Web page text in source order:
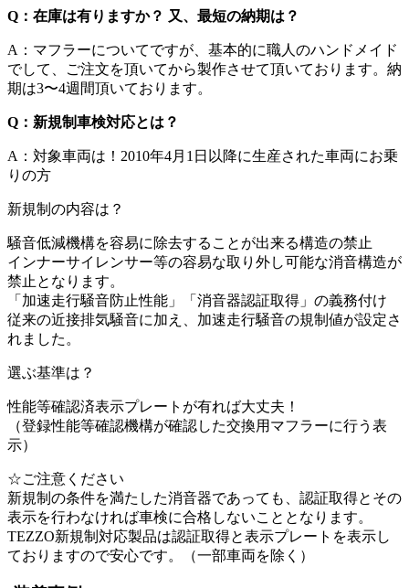
Q：在庫は有りますか？ 又、最短の納期は？
A：マフラーについてですが、基本的に職人のハンドメイド
でして、ご注文を頂いてから製作させて頂いております。納
期は3〜4週間頂いております。
Q：新規制車検対応とは？
A：対象車両は！2010年4月1日以降に生産された車両にお乗
りの方
新規制の内容は？
騒音低減機構を容易に除去することが出来る構造の禁止
インナーサイレンサー等の容易な取り外し可能な消音構造が
禁止となります。
「加速走行騒音防止性能」「消音器認証取得」の義務付け
従来の近接排気騒音に加え、加速走行騒音の規制値が設定さ
れました。
選ぶ基準は？
性能等確認済表示プレートが有れば大丈夫！
（登録性能等確認機構が確認した交換用マフラーに行う表
示）
☆ご注意ください
新規制の条件を満たした消音器であっても、認証取得とその
表示を行わなければ車検に合格しないこととなります。
TEZZO新規制対応製品は認証取得と表示プレートを表示し
ておりますので安心です。（一部車両を除く）